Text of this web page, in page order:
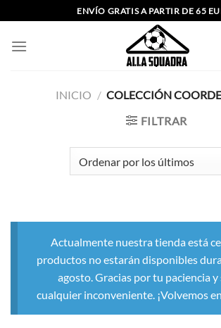
al
contenido
ENVÍO GRATIS A PARTIR DE 65
INICIO / COLECCIÓN
FILTRAR
Actualmente nuestra tienda está
productos no estarán disponibles
agosto. Gracias por tu paciencia
cualquier inconveniente. ¡Volvemos